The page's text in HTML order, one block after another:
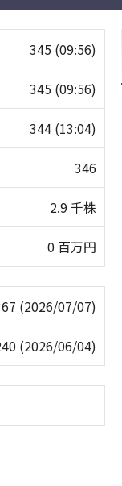
345 (09:56)
345 (09:56)
344 (13:04)
346
2.9 千株
0 百万円
(2026/07/07)
(2026/06/04)